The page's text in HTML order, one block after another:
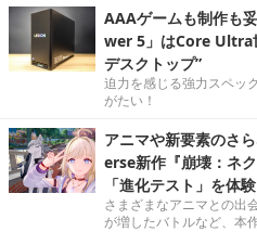
AAAゲームも制作も
wer 5」はCore Ultra
デスクトップ”
迫力を感じる強力スペッ
がたい！
アニマや新要素のさ
erse新作『崩壊：ネ
「進化テスト」を体
さまざまなアニマとの出
が増したバトルなど、本